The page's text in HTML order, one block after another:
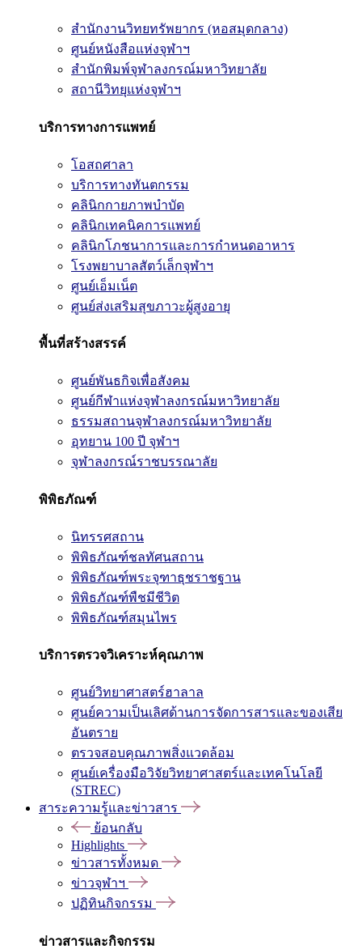
สำนักงานวิทยทรัพยากร (หอสมุดกลาง)
ศูนย์หนังสือแห่งจุฬาฯ
สำนักพิมพ์จุฬาลงกรณ์มหาวิทยาลัย
สถานีวิทยุแห่งจุฬาฯ
บริการทางการแพทย์
โอสถศาลา
บริการทางทันตกรรม
คลินิกกายภาพบำบัด
คลินิกเทคนิคการแพทย์
คลินิกโภชนาการและการกำหนดอาหาร
โรงพยาบาลสัตว์เล็กจุฬาฯ
ศูนย์เอ็มเน็ต
ศูนย์ส่งเสริมสุขภาวะผู้สูงอายุ
พื้นที่สร้างสรรค์
ศูนย์พันธกิจเพื่อสังคม
ศูนย์กีฬาแห่งจุฬาลงกรณ์มหาวิทยาลัย
ธรรมสถานจุฬาลงกรณ์มหาวิทยาลัย
อุทยาน 100 ปี จุฬาฯ
จุฬาลงกรณ์ราชบรรณาลัย
พิพิธภัณฑ์
นิทรรศสถาน
พิพิธภัณฑ์ชลทัศนสถาน
พิพิธภัณฑ์พระจุฑาธุชราชฐาน
พิพิธภัณฑ์พืชมีชีวิต
พิพิธภัณฑ์สมุนไพร
บริการตรวจวิเคราะห์คุณภาพ
ศูนย์วิทยาศาสตร์ฮาลาล
ศูนย์ความเป็นเลิศด้านการจัดการสารและของเสีย
อันตราย
ตรวจสอบคุณภาพสิ่งแวดล้อม
ศูนย์เครื่องมือวิจัยวิทยาศาสตร์และเทคโนโลยี
(STREC)
สาระความรู้และข่าวสาร
ย้อนกลับ
Highlights
ข่าวสารทั้งหมด
ข่าวจุฬาฯ
ปฏิทินกิจกรรม
ข่าวสารและกิจกรรม